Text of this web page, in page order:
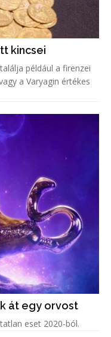
kincsei
például a firenzei
a Varyagin értékes
át egy orvost
eset 2020-ból.